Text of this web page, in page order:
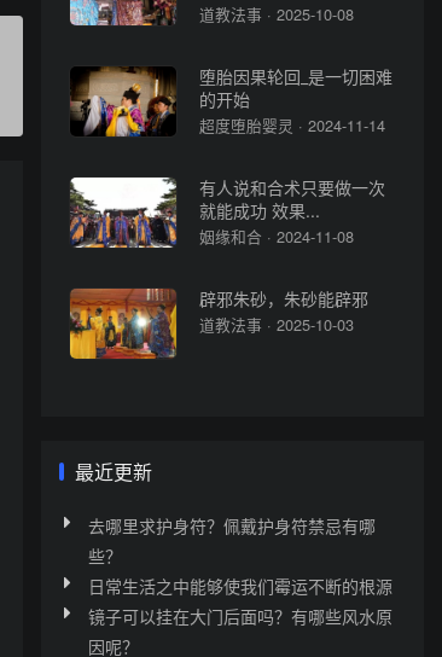
道教法事 · 2025-10-08
堕胎因果轮回_是一切困难
的开始
超度堕胎婴灵 · 2024-11-14
有人说和合术只要做一次
就能成功 效果...
姻缘和合 · 2024-11-08
辟邪朱砂，朱砂能辟邪
道教法事 · 2025-10-03
最近更新
去哪里求护身符？佩戴护身符禁忌有哪
些？
日常生活之中能够使我们霉运不断的根源
镜子可以挂在大门后面吗？有哪些风水原
因呢？